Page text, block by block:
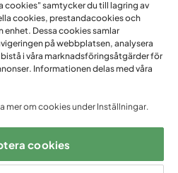
i flera länder
cookies" samtycker du till lagring av
cookies, prestandacookies och
Dessa cookies samlar
på webbplatsen, analysera
i våra marknadsföringsåtgärder för
Informationen delas med våra
mer om cookies under Inställningar.
cookies